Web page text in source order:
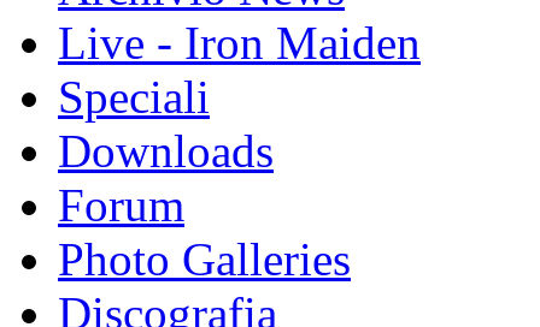
Live - Iron Maiden
Speciali
Downloads
Forum
Photo Galleries
Discografia